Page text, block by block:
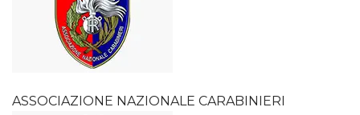
ASSOCIAZIONE NAZIONALE CARABINIERI